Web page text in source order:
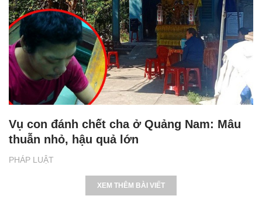
PHÁP LUẬT
Vụ con đánh chết cha ở Quảng Nam: Mâu
thuẫn nhỏ, hậu quả lớn
XEM THÊM BÀI VIẾT